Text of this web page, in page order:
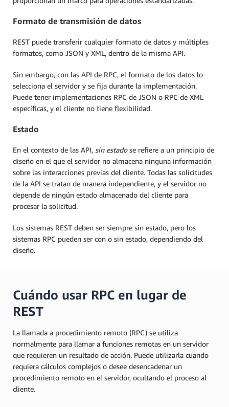
Formato de transmisión de datos
REST puede transferir cualquier formato de datos y múltiples
formatos, como JSON y XML, dentro de la misma API.
Sin embargo, con las API de RPC, el formato de los datos lo
selecciona el servidor y se fija durante la implementación.
Puede tener implementaciones RPC de JSON o RPC de XML
específicas, y el cliente no tiene flexibilidad.
Estado
En el contexto de las API, sin estadose refiere a un principio de
diseño en el que el servidor no almacena ninguna información
sobre las interacciones previas del cliente. Todas las solicitudes
de la API se tratan de manera independiente, y el servidor no
depende de ningún estado almacenado del cliente para
procesar la solicitud.
Los sistemas REST deben ser siempre sin estado, pero los
sistemas RPC pueden ser con o sin estado, dependiendo del
diseño.
Cuándo usar RPC en lugar de
REST
La llamada a procedimiento remoto (RPC) se utiliza
normalmente para llamar a funciones remotas en un servidor
que requieren un resultado de acción. Puede utilizarla cuando
requiera cálculos complejos o desee desencadenar un
procedimiento remoto en el servidor, ocultando el proceso al
cliente.